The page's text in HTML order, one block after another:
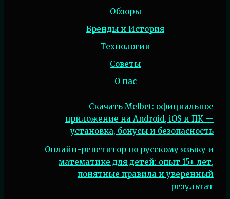
Обзоры
Бренды и История
Технологии
Советы
О нас
Скачать Melbet: официальное
приложение на Android, iOS и ПК —
установка, бонусы и безопасность
Онлайн-репетитор по русскому языку и
математике для детей: опыт 15+ лет,
понятные правила и уверенный
результат